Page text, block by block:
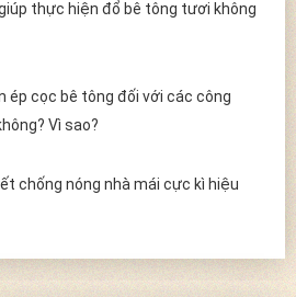
thực hiện đổ bê tông tươi không
ép cọc bê tông đối với các công
Vì sao?
chống nóng nhà mái cực kì hiệu